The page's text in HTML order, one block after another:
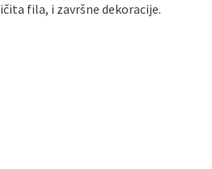
fila, i završne dekoracije.